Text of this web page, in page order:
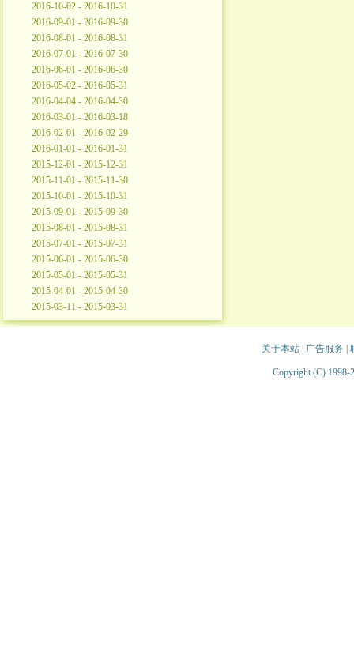
2016-10-02 - 2016-10-31
2016-09-01 - 2016-09-30
2016-08-01 - 2016-08-31
2016-07-01 - 2016-07-30
2016-06-01 - 2016-06-30
2016-05-02 - 2016-05-31
2016-04-04 - 2016-04-30
2016-03-01 - 2016-03-18
2016-02-01 - 2016-02-29
2016-01-01 - 2016-01-31
2015-12-01 - 2015-12-31
2015-11-01 - 2015-11-30
2015-10-01 - 2015-10-31
2015-09-01 - 2015-09-30
2015-08-01 - 2015-08-31
2015-07-01 - 2015-07-31
2015-06-01 - 2015-06-30
2015-05-01 - 2015-05-31
2015-04-01 - 2015-04-30
2015-03-11 - 2015-03-31
关于本站| 广告服务
Copyright (C) 1998-